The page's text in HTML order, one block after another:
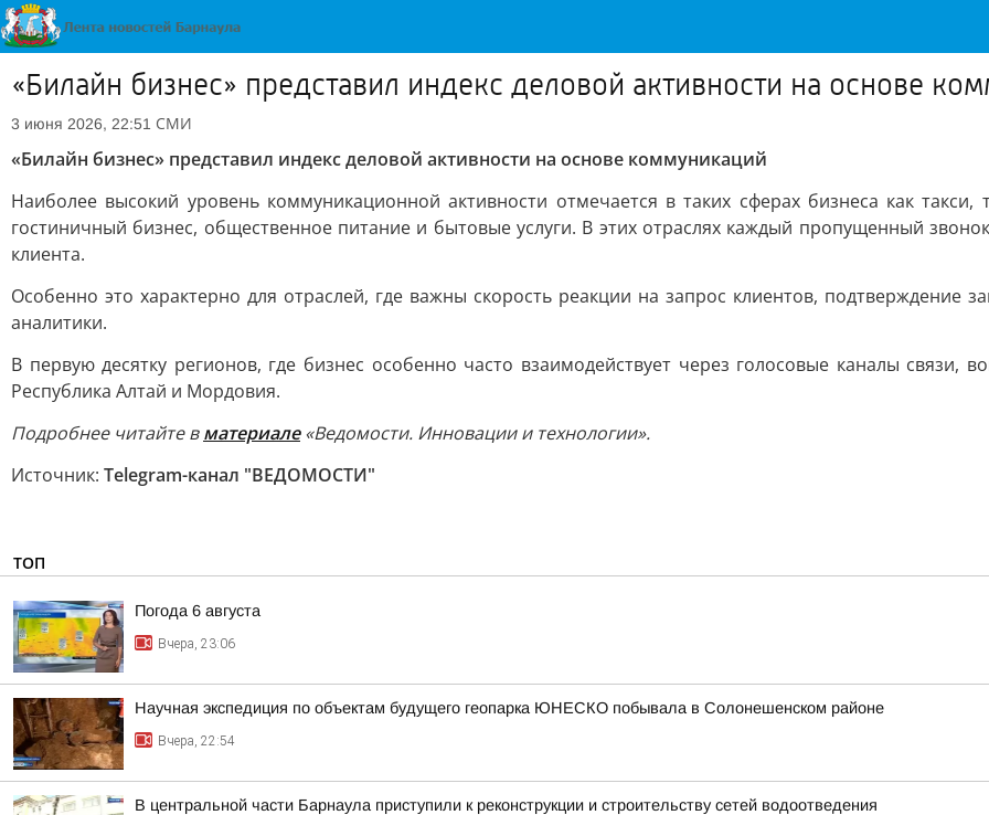
«Билайн бизнес» представил индекс деловой активности на основе
3 июня 2026, 22:51 СМИ
«Билайн бизнес» представил индекс деловой активности на основе коммуникаций
Наиболее высокий уровень коммуникационной активности отмечается в таких сферах бизнеса как
гостиничный бизнес, общественное питание и бытовые услуги. В этих отраслях каждый пропущенный
клиента.
Особенно это характерно для отраслей, где важны скорость реакции на запрос клиентов, подтверждение
аналитики.
В первую десятку регионов, где бизнес особенно часто взаимодействует через голосовые каналы связи,
Республика Алтай и Мордовия.
Подробнее читайте вматериале«Ведомости. Инновации и технологии».
Источник: Telegram-канал "ВЕДОМОСТИ"
ТОП
Погода 6 августа
Вчера, 23:06
Научная экспедиция по объектам будущего геопарка ЮНЕСКО побывала в Солонешенском районе
Вчера, 22:54
В центральной части Барнаула приступили к реконструкции и строительству сетей водоотведения